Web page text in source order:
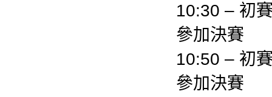
10:30 – 初
參加決賽
10:50 – 初
參加決賽